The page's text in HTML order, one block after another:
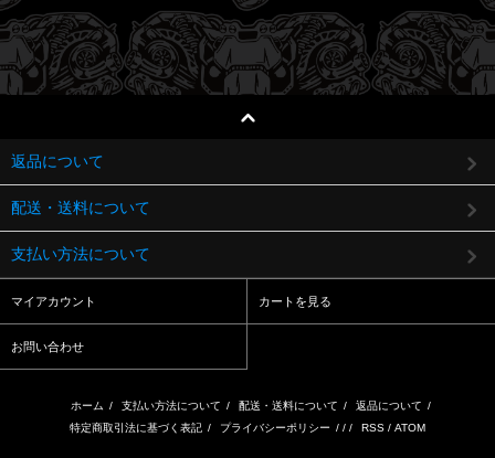
返品について
配送・送料について
支払い方法について
マイアカウント カートを見る
お問い合わせ
ホーム / 支払い方法について / 配送・送料について / 返品について /
特定商取引法に基づく表記 / プライバシーポリシー / / / RSS / ATOM